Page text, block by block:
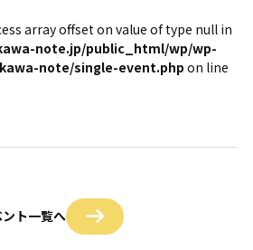
array offset on value of type null in
note.jp/public_html/wp/wp-
note/single-event.php on line
ント一覧へ